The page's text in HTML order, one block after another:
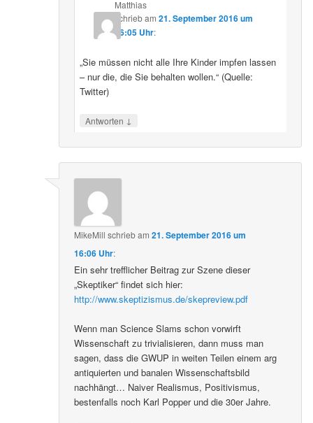
Matthias
schriebam 21. September 2016 um
16:05 Uhr:
„Sie müssen nicht alle Ihre Kinder impfen lassen
– nur die, die Sie behalten wollen.“ (Quelle:
Twitter)
Antworten ↓
MikeMill schriebam21. September 2016 um
16:06 Uhr:
Ein sehr trefflicher Beitrag zur Szene dieser
„Skeptiker“ findet sich hier:
http://www.skeptizismus.de/skepreview.pdf
Wenn man Science Slams schon vorwirft
Wissenschaft zu trivialisieren, dann muss man
sagen, dass die GWUP in weiten Teilen einem arg
antiquierten und banalen Wissenschaftsbild
nachhängt… Naiver Realismus, Positivismus,
bestenfalls noch Karl Popper und die 30er Jahre.